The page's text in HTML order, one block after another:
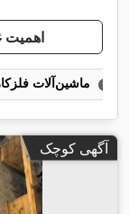
اهمیت
آگهی کوچک